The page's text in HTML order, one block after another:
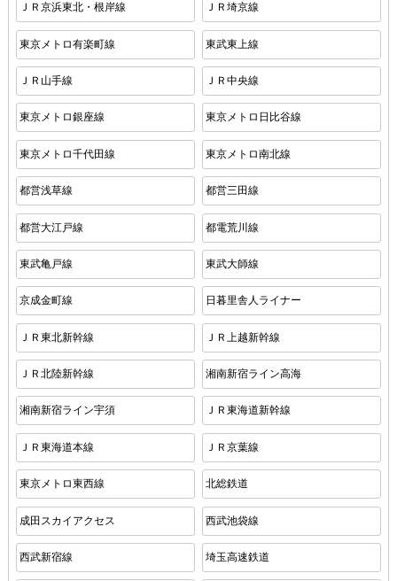
ＪＲ京浜東北・根岸線 ＪＲ埼京線
東京メトロ有楽町線 東武東上線
ＪＲ山手線 ＪＲ中央線
東京メトロ銀座線 東京メトロ日比谷線
東京メトロ千代田線 東京メトロ南北線
都営浅草線 都営三田線
都営大江戸線 都電荒川線
東武亀戸線 東武大師線
京成金町線 日暮里舎人ライナー
ＪＲ東北新幹線 ＪＲ上越新幹線
ＪＲ北陸新幹線 湘南新宿ライン高海
湘南新宿ライン宇須 ＪＲ東海道新幹線
ＪＲ東海道本線 ＪＲ京葉線
東京メトロ東西線 北総鉄道
成田スカイアクセス 西武池袋線
西武新宿線 埼玉高速鉄道